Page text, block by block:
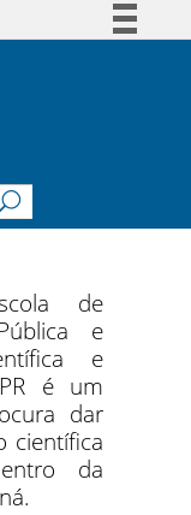
Legislação
de
e
e
é um
dar
científica
da